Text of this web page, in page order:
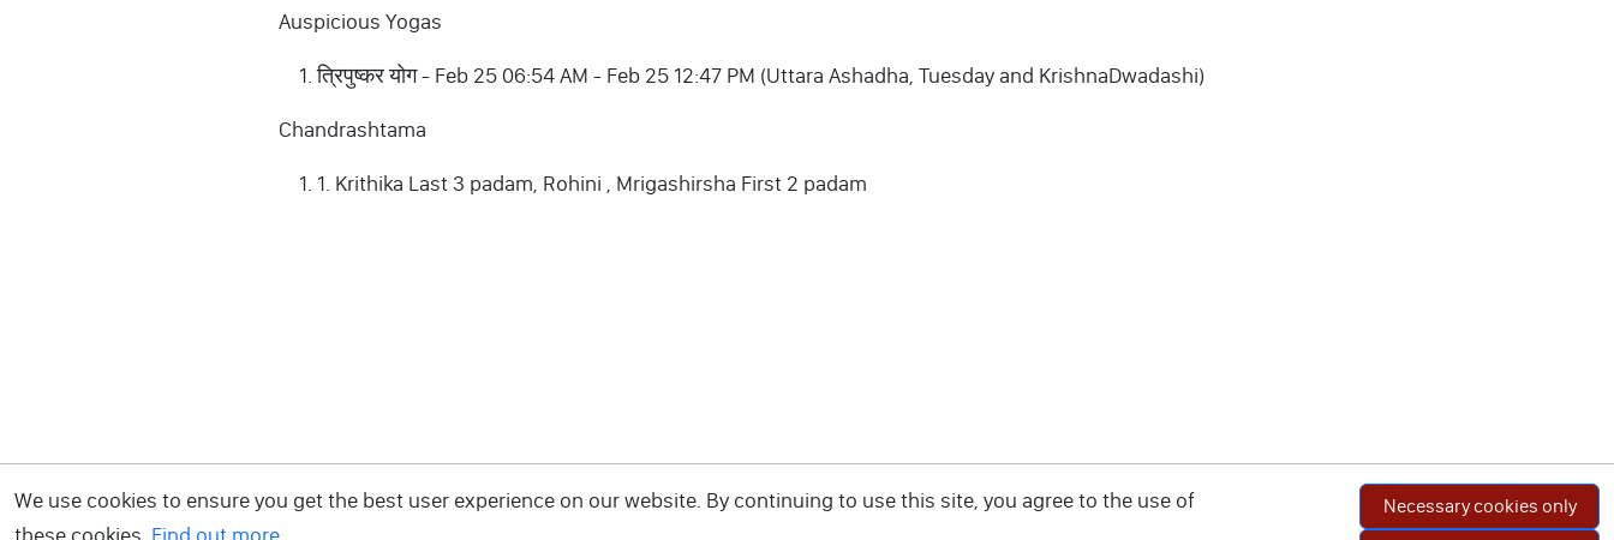
Auspicious Yogas
त्रिपुष्कर योग - Feb 25 06:54 AM - Feb 25 12:47 PM (Uttara Ashadha, Tuesday and KrishnaDwadashi)
Chandrashtama
1. Krithika Last 3 padam, Rohini , Mrigashirsha First 2 padam
We use cookies to ensure you get the best user experience on our website. By continuing to use this site, you agree to the use of
Necessary cookies only